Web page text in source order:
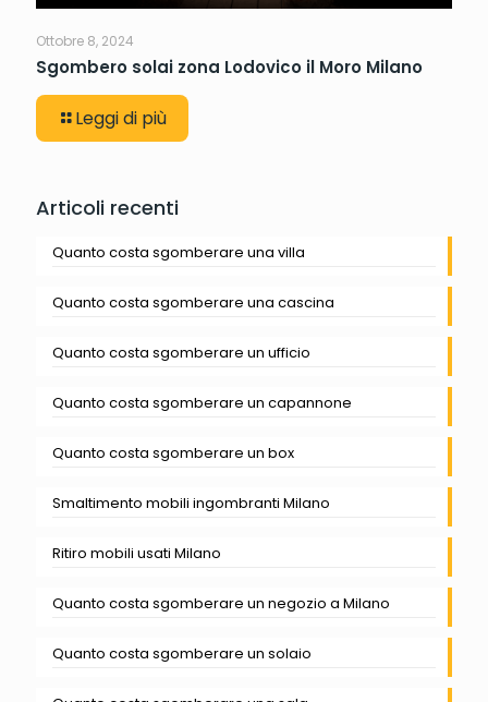
Ottobre 8, 2024
Sgombero solai zona Lodovico il Moro Milano
Leggi di più
Articoli recenti
Quanto costa sgomberare una villa
Quanto costa sgomberare una cascina
Quanto costa sgomberare un ufficio
Quanto costa sgomberare un capannone
Quanto costa sgomberare un box
Smaltimento mobili ingombranti Milano
Ritiro mobili usati Milano
Quanto costa sgomberare un negozio a Milano
Quanto costa sgomberare un solaio